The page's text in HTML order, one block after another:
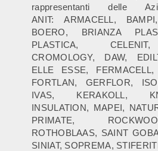
rappresentanti delle
ANIT: ARMACELL,
BOERO, BRIANZA
PLASTICA,
CROMOLOGY, DAW,
ELLE ESSE,
FORTLAN, GERFLOR,
IVAS, KERAKOLL,
INSULATION, MAPEI,
PRIMATE,
ROTHOBLAAS, SAINT
SINIAT, SOPREMA,